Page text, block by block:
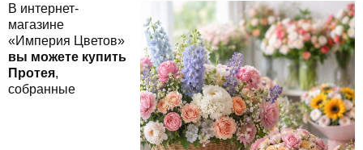
В интернет-
магазине
«Империя Цветов»
вы можете купить
Протея,
собранные